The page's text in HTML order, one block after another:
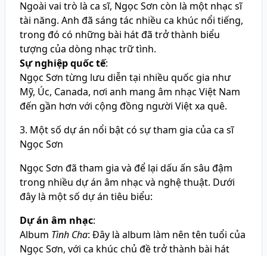
Ngoài vai trò là ca sĩ, Ngọc Sơn còn là một nhạc sĩ
tài năng. Anh đã sáng tác nhiều ca khúc nổi tiếng,
trong đó có những bài hát đã trở thành biểu
tượng của dòng nhạc trữ tình.
Sự nghiệp quốc tế:
Ngọc Sơn từng lưu diễn tại nhiều quốc gia như
Mỹ, Úc, Canada, nơi anh mang âm nhạc Việt Nam
đến gần hơn với cộng đồng người Việt xa quê.
3. Một số dự án nổi bật có sự tham gia của ca sĩ
Ngọc Sơn
Ngọc Sơn đã tham gia và để lại dấu ấn sâu đậm
trong nhiều dự án âm nhạc và nghệ thuật. Dưới
đây là một số dự án tiêu biểu:
Dự án âm nhạc:
Album Tình Cha: Đây là album làm nên tên tuổi của
Ngọc Sơn, với ca khúc chủ đề trở thành bài hát